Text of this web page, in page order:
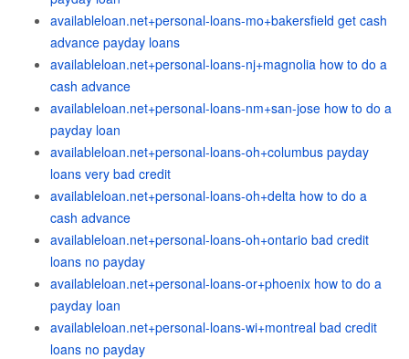
availableloan.net+personal-loans-mo+bakersfield get cash
advance payday loans
availableloan.net+personal-loans-nj+magnolia how to do a
cash advance
availableloan.net+personal-loans-nm+san-jose how to do a
payday loan
availableloan.net+personal-loans-oh+columbus payday
loans very bad credit
availableloan.net+personal-loans-oh+delta how to do a
cash advance
availableloan.net+personal-loans-oh+ontario bad credit
loans no payday
availableloan.net+personal-loans-or+phoenix how to do a
payday loan
availableloan.net+personal-loans-wi+montreal bad credit
loans no payday